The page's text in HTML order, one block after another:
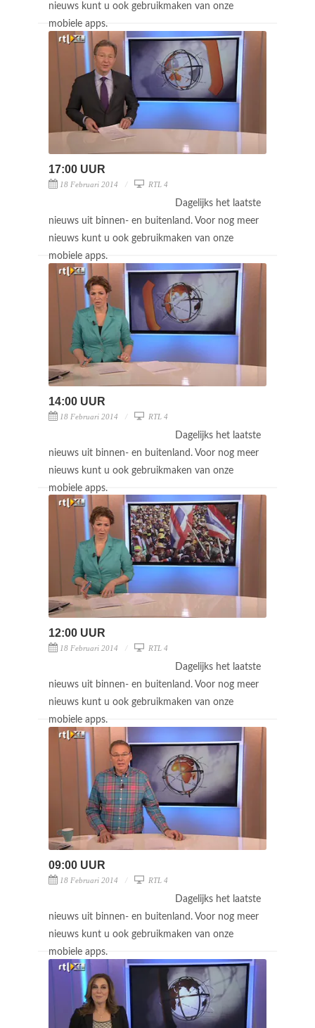
nieuws kunt u ook gebruikmaken van onze
mobiele apps.
17:00 UUR
18 Februari 2014 RTL 4
Dagelijks het laatste
nieuws uit binnen- en buitenland. Voor nog meer
nieuws kunt u ook gebruikmaken van onze
mobiele apps.
14:00 UUR
18 Februari 2014 RTL 4
Dagelijks het laatste
nieuws uit binnen- en buitenland. Voor nog meer
nieuws kunt u ook gebruikmaken van onze
mobiele apps.
12:00 UUR
18 Februari 2014 RTL 4
Dagelijks het laatste
nieuws uit binnen- en buitenland. Voor nog meer
nieuws kunt u ook gebruikmaken van onze
mobiele apps.
09:00 UUR
18 Februari 2014 RTL 4
Dagelijks het laatste
nieuws uit binnen- en buitenland. Voor nog meer
nieuws kunt u ook gebruikmaken van onze
mobiele apps.